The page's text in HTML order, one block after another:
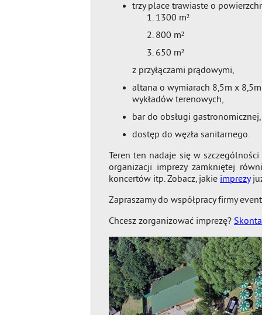
trzy place trawiaste o
1300 m²
800 m²
650 m²
z przyłączami prądowymi,
altana o wymiarach 8,5m x
wykładów terenowych,
bar do obsługi gastronomicznej,
dostęp do węzła sanitarnego.
Teren ten nadaje się w
organizacji imprezy zamkniętej
koncertów itp. Zobacz, jakie imprezy
Zapraszamy do współpracy firmy
Chcesz zorganizować imprezę?